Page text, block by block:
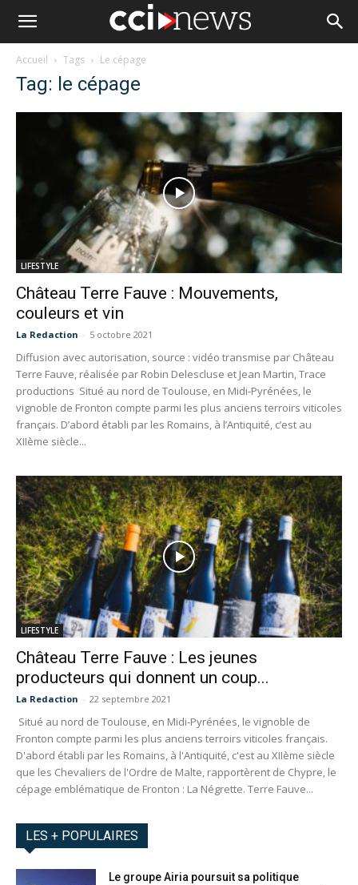
Accueil Tags Le cépage
Tag: le cépage
LIFESTYLE
Château Terre Fauve : Mouvements,
couleurs et vin
La Redaction - 5 octobre 2021
Diffusion avec autorisation, source : vidéo transmise par Château
Terre Fauve, réalisée par Robin Delescluse et Jean Martin, Trace
productions Situé au nord de Toulouse, en Midi-Pyrénées, le
vignoble de Fronton compte parmi les plus anciens terroirs viticoles
français.​ D’abord établi par les Romains, à l’Antiquité, c’est au
XIIème siècle...
LIFESTYLE
Château Terre Fauve : Les jeunes
producteurs qui donnent un coup...
La Redaction - 22 septembre 2021
Situé au nord de Toulouse, en Midi-Pyrénées, le vignoble de
Fronton compte parmi les plus anciens terroirs viticoles français.​
D'abord établi par les Romains, à l'Antiquité, c'est au XIIème siècle
que les Chevaliers de l'Ordre de Malte, rapportèrent de Chypre, le
cépage emblématique de Fronton : La Négrette. Terre Fauve...
LES + POPULAIRES
Le groupe Airia poursuit sa politique